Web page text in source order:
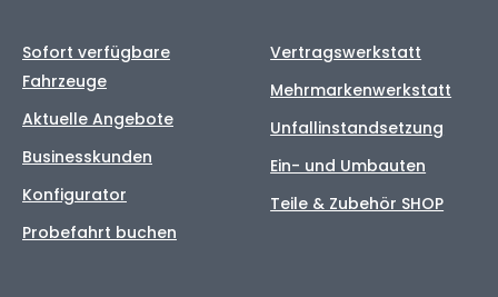
Sofort verfügbare
Fahrzeuge
Aktuelle Angebote
Businesskunden
Konfigurator
Probefahrt buchen
Vertragswerkstatt
Mehrmarkenwerkstatt
Unfallinstandsetzung
Ein- und Umbauten
Teile & Zubehör SHOP